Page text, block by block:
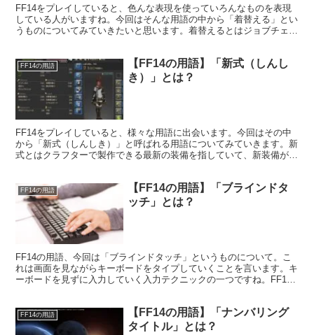
FF14をプレイしていると、色んな表現を使っていろんなものを表現
している人がいますね。今回はそんな用語の中から「着替える」とい
うものについてみていきたいと思います。着替えるとはジョブチェン
FF14の用語
【FF14の用語】「新式（しんし
き）」とは？
FF14をプレイしていると、様々な用語に出会います。今回はその中
から「新式（しんしき）」と呼ばれる用語についてみていきます。新
式とはクラフターで製作できる最新の装備を指していて、新装備が実
FF14の用語
【FF14の用語】「ブラインドタ
ッチ」とは？
FF14の用語、今回は「ブラインドタッチ」というものについて。こ
れは画面を見ながらキーボードをタイプしていくことを言います。キ
ーボードを見ずに入力していく入力テクニックの一つですね。FF14
FF14の用語
【FF14の用語】「ナンバリング
タイトル」とは？